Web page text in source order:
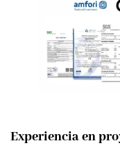
Experiencia en